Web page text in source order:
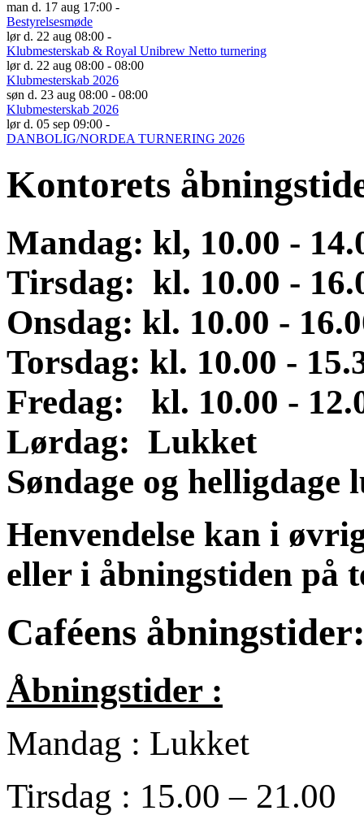
man d. 17 aug 17:00 -
Bestyrelsesmøde
lør d. 22 aug 08:00 -
Klubmesterskab & Royal Unibrew Netto turnering
lør d. 22 aug 08:00 - 08:00
Klubmesterskab 2026
søn d. 23 aug 08:00 - 08:00
Klubmesterskab 2026
lør d. 05 sep 09:00 -
DANBOLIG/NORDEA TURNERING 2026
Kontorets
Mandag: kl, 10.00 -
Tirsdag: kl. 10.00 -
Onsdag: kl. 10.00 -
Torsdag: kl. 10.00 -
Fredag: kl. 10.00 -
Lørdag: Lukket
Søndage og
Henvendelse kan i
eller i åbningstiden på
Caféens
Åbningstider :
Mandag : Lukket
Tirsdag : 15.00 – 21.00